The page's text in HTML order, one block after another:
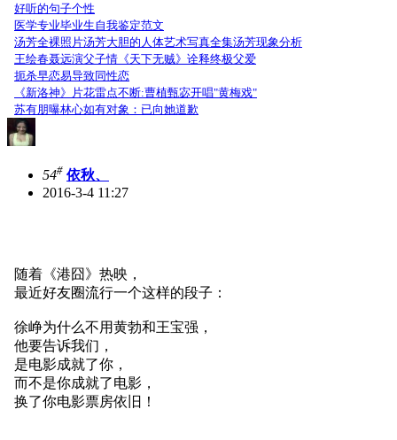
好听的句子个性
医学专业毕业生自我鉴定范文
汤芳全裸照片汤芳大胆的人体艺术写真全集汤芳现象分析
王绘春聂远演父子情《天下无贼》诠释终极父爱
扼杀早恋易导致同性恋
《新洛神》片花雷点不断:曹植甄宓开唱"黄梅戏"
苏有朋曝林心如有对象：已向她道歉
54# 依秋、
2016-3-4 11:27
随着《港囧》热映，
最近好友圈流行一个这样的段子：
徐峥为什么不用黄勃和王宝强，
他要告诉我们，
是电影成就了你，
而不是你成就了电影，
换了你电影票房依旧！